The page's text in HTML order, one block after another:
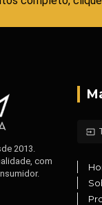
2013.
com
input